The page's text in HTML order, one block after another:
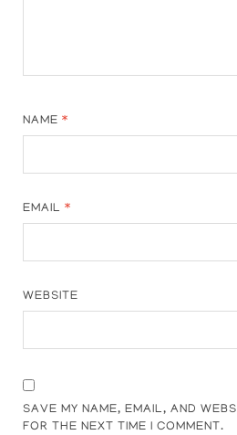
NAME*
EMAIL*
WEBSITE
SAVE MY NAME, EMAIL, AND
FOR THE NEXT TIME I COMMENT.